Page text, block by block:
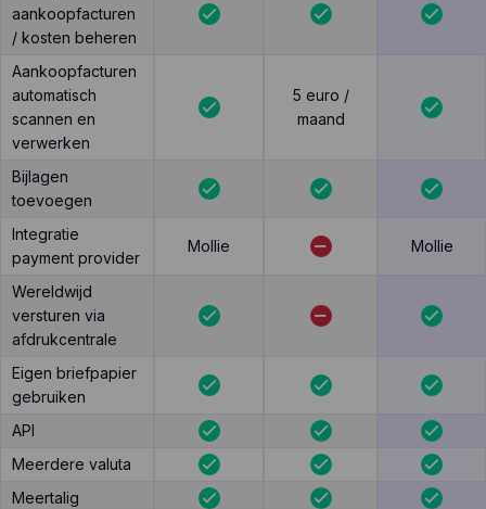
aankoopfacturen
/ kosten beheren
Aankoopfacturen
automatisch
scannen en
verwerken
5 euro /
maand
Bijlagen
toevoegen
Integratie
payment provider
Mollie Mollie
Wereldwijd
versturen via
afdrukcentrale
Eigen briefpapier
gebruiken
API
Meerdere valuta
Meertalig